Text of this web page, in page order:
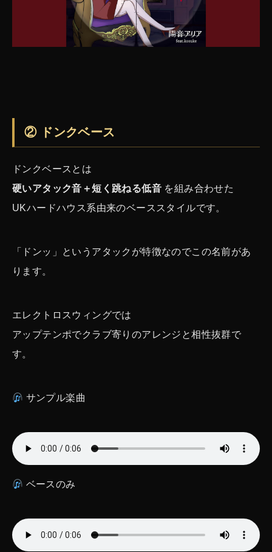
② ドンクベース
ドンクベースとは
硬いアタック音＋短く跳ねる低音 を組み合わせた
UKハードハウス系由来のベーススタイルです。
「ドンッ」というアタックが特徴なのでこの名前があ
ります。
エレクトロスウィングでは
アップテンポでクラブ寄りのアレンジと相性抜群で
す。
サンプル楽曲
ベースのみ